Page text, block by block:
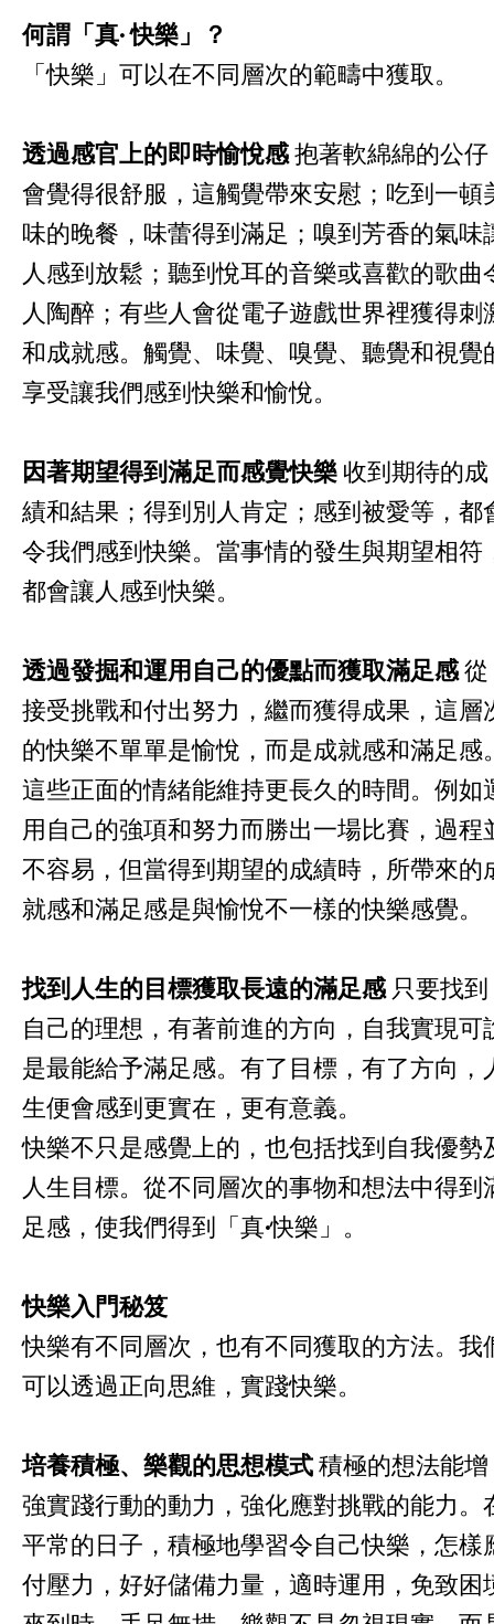
何謂「真·快樂」？
「快樂」可以在不同層次的範疇中獲取。
透過感官上的即時愉悅感 抱著軟綿綿的公仔
會覺得很舒服，這觸覺帶來安慰；吃到一頓
味的晚餐，味蕾得到滿足；嗅到芳香的氣味
人感到放鬆；聽到悅耳的音樂或喜歡的歌曲
人陶醉；有些人會從電子遊戲世界裡獲得刺
和成就感。觸覺、味覺、嗅覺、聽覺和視覺
享受讓我們感到快樂和愉悅。
因著期望得到滿足而感覺快樂 收到期待的成
績和結果；得到別人肯定；感到被愛等，都
令我們感到快樂。當事情的發生與期望相符
都會讓人感到快樂。
透過發掘和運用自己的優點而獲取滿足感 從
接受挑戰和付出努力，繼而獲得成果，這層
的快樂不單單是愉悅，而是成就感和滿足感
這些正面的情緒能維持更長久的時間。例如
用自己的強項和努力而勝出一場比賽，過程
不容易，但當得到期望的成績時，所帶來的
就感和滿足感是與愉悅不一樣的快樂感覺。
找到人生的目標獲取長遠的滿足感 只要找到
自己的理想，有著前進的方向，自我實現可
是最能給予滿足感。有了目標，有了方向，
生便會感到更實在，更有意義。
快樂不只是感覺上的，也包括找到自我優勢
人生目標。從不同層次的事物和想法中得到
足感，使我們得到「真·快樂」。
快樂入門秘笈
快樂有不同層次，也有不同獲取的方法。我
可以透過正向思維，實踐快樂。
培養積極、樂觀的思想模式 積極的想法能增
強實踐行動的動力，強化應對挑戰的能力。
平常的日子，積極地學習令自己快樂，怎樣
付壓力，好好儲備力量，適時運用，免致困